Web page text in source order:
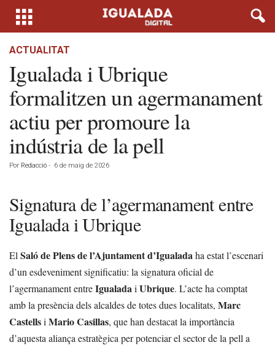
ACTUALITAT
Igualada i Ubrique
formalitzen un agermanament
actiu per promoure la
indústria de la pell
Por Redacció - 6 de maig de 2026
Signatura de l’agermanament entre
Igualada i Ubrique
El Saló de Plens de l’Ajuntament d’Igualadaha estat l’escenari
d’un esdeveniment significatiu: la signatura oficial de
l’agermanament entreIgualadai Ubrique. L’acte ha comptat
amb la presència dels alcaldes de totes dues localitats, Marc
Castellsi Mario Casillas, que han destacat la importància
d’aquesta aliança estratègica per potenciar el sector de la pell a